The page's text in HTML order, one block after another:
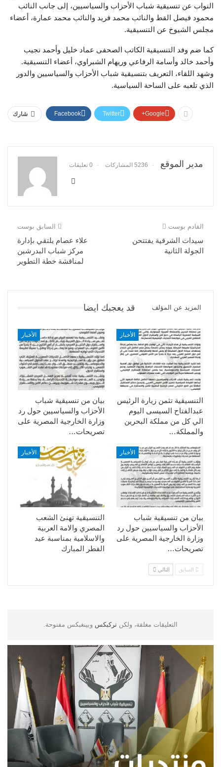
النواب عن تنسيقية شباب الأحزاب والسياسيين، إلى جانب النائب
محمود فيصل القط والنائب محمد فريد والنائب محمد عمارة، أعضاء
مجلس الشيوخ عن التنسيقية.
كما ضم وفد التنسيقية الكاتب الصحفى عماد خليل وأحمد نجيب
وأحمد خالد وأسامة الرفاعي وريهام الشبراوي، أعضاء التنسيقية.
وشهد اللقاء، التعريف بتنسيقية شباب الأحزاب والسياسيين والدور
الذي تلعبه على الساحة السياسية.
شارك Facebook Twitter Google+
مدير الموقع 5236 المشاركات 0 تعليقات
السابق بوست
علاء عصام يلتقي بإدارة
مركز شباب البدرشين
لمناقشة خطة التطوير
القادم بوست
سيدات الشرقية يفتتحن
الجولة الثانية
قد يعجبك ايضا المزيد عن المؤلف
الأخبار
بيان من تنسيقية شباب
الأحزاب والسياسيين حول رد
وزارة الخارجية المصرية على
تصريحات…
الأخبار
التنسيقية تثمن زيارة الرئيس
عبدالفتاح السيسى اليوم
الي كل من مملكة البحرين
والمملكة…
الأخبار
التنسيقية تهنئ الشعب
المصري والامة العربية
والاسلامية بمناسبة عيد
الفطر المبارك
الأخبار
بيان من تنسيقية شباب
الأحزاب والسياسيين حول رد
وزارة الخارجية المصرية على
تصريحات…
السابق التالي
التعليقات مغلقة، ولكن تركبكس وبينغبكس مفتوحة.